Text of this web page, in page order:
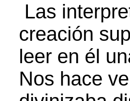
Las
creación
leer en él
Nos hace